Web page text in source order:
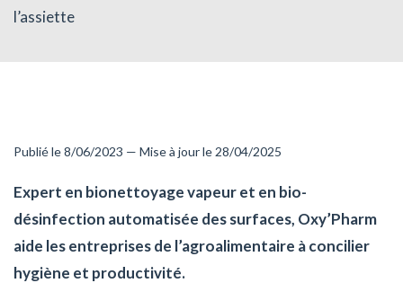
l’assiette
Publié le 8/06/2023 — Mise à jour le 28/04/2025
Expert en bionettoyage vapeur et en bio-
désinfection automatisée des surfaces, Oxy’Pharm
aide les entreprises de l’agroalimentaire à concilier
hygiène et productivité.